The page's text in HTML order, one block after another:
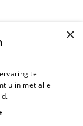
×
te
u in met alle